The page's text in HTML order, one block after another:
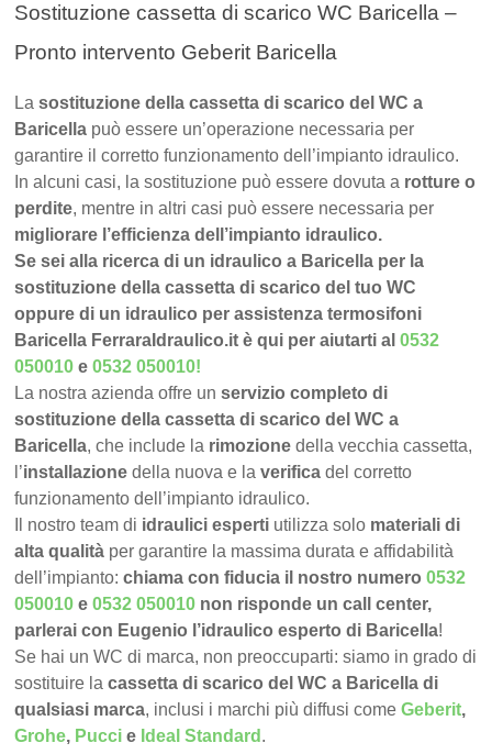
Sostituzione cassetta di scarico WC Baricella –
Pronto intervento Geberit Baricella
Lasostituzione della cassetta di scarico del WC a
Baricella può essere un’operazione necessaria per
garantire il corretto funzionamento dell’impianto idraulico.
In alcuni casi, la sostituzione può essere dovuta a rotture o
perdite, mentre in altri casi può essere necessaria per
migliorare l’efficienza dell’impianto idraulico.
Se sei alla ricerca di un idraulico a Baricella per la
sostituzione della cassetta di scarico del tuo WC
oppure di un idraulico per assistenza termosifoni
Baricella FerraraIdraulico.it è qui per aiutarti al0532
050010 e0532 050010!
La nostra azienda offre unservizio completo di
sostituzione della cassetta di scarico del WC a
Baricella, che include la rimozione della vecchia cassetta,
l’installazione della nuova e laverifica del corretto
funzionamento dell’impianto idraulico.
Il nostro team di idraulici esperti utilizza solo materiali di
alta qualità per garantire la massima durata e affidabilità
dell’impianto:chiama con fiducia il nostro numero0532
050010 e0532 050010 non risponde un call center,
parlerai con Eugenio l’idraulico esperto di Baricella!
Se hai un WC di marca, non preoccuparti: siamo in grado di
sostituire lacassetta di scarico del WC a Baricella di
qualsiasi marca, inclusi i marchi più diffusi comeGeberit,
Grohe, Pucci e Ideal Standard .